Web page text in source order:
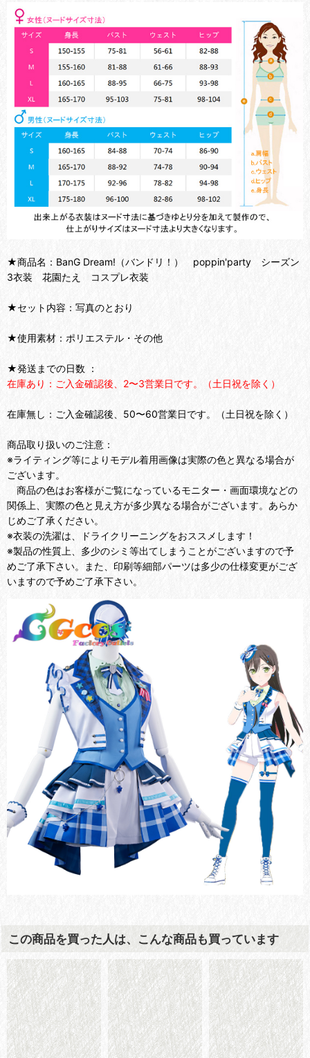
★商品名：BanG Dream!（バンドリ！） poppin'party シーズン
3衣装 花園たえ コスプレ衣装
★セット内容：写真のとおり
★使用素材：ポリエステル・その他
★発送までの日数 ：
在庫あり：ご入金確認後、2〜3営業日です。（土日祝を除く）
在庫無し：ご入金確認後、50〜60営業日です。（土日祝を除く）
商品取り扱いのご注意：
※ライティング等によりモデル着用画像は実際の色と異なる場合が
ございます。
商品の色はお客様がご覧になっているモニター・画面環境などの
関係上、実際の色と見え方が多少異なる場合がございます。あらか
じめご了承ください。
※衣装の洗濯は、ドライクリーニングをおススメします！
※製品の性質上、多少のシミ等出てしまうことがございますので予
めご了承下さい。また、印刷等細部パーツは多少の仕様変更がござ
いますので予めご了承下さい。
この商品を買った人は、こんな商品も買っています